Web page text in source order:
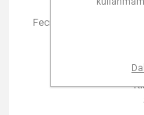
Fecra Mirel 6 Parça
Ölçü: